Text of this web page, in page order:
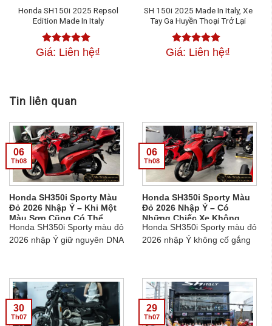
Honda SH150i 2025 Repsol
Edition Made In Italy
Được xếp
Giá: Liên hệ₫
SH 150i 2025 Made In Italy, Xe
Tay Ga Huyền Thoại Trở Lại
Được xếp
Giá: Liên hệ₫
Tin liên quan
Honda SH350i Sporty Màu
Đỏ 2026 Nhập Ý – Khi Một
Màu Sơn Cũng Có Thể
Thay Đổi Thần Thái Của Cả
Chiếc Xe
Honda SH350i Sporty màu đỏ
2026 nhập Ý giữ nguyên DNA
không tìm kiếm một chiếc xe
chỉ để đi làm hằng ngày...
06
Th08
Honda SH350i Sporty Màu
Đỏ 2026 Nhập Ý – Có
Những Chiếc Xe Không
Cần Nổ Máy Vẫn Đủ Khiến
Người Ta Muốn Sở Hữu
Honda SH350i Sporty màu đỏ
2026 nhập Ý không cố gắng
Sh350 Ý , Honda Sh350i Ý.....
06
Th08
30
Th07
29
Th07